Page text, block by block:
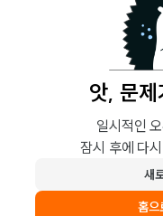
앗, 문
일시적인
잠시 후에 다
새
홈으